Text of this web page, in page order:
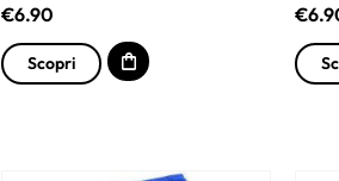
€6.90
Scopri
€